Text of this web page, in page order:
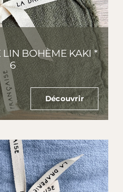
LIN BOHÈME KAKI *
6
Découvrir